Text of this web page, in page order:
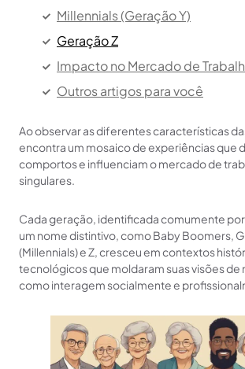
Millennials (Geração Y)
Geração Z
Impacto no Mercado de
Outros artigos para você
Ao observar as diferentes características
encontra um mosaico de experiências que
comportos e influenciam o mercado de
singulares.
Cada geração, identificada comumente
um nome distintivo, como Baby Boomers,
(Millennials) e Z, cresceu em contextos
tecnológicos que moldaram suas visões de
como interagem socialmente e